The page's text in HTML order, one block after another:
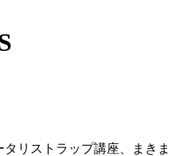
タリストラップ講座、まきま